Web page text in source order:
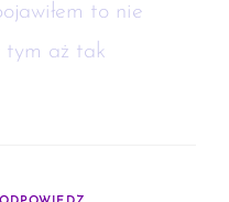
to nie
tym aż tak